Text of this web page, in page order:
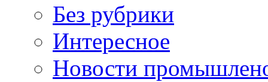
Без рубрики
Интересное
Новости